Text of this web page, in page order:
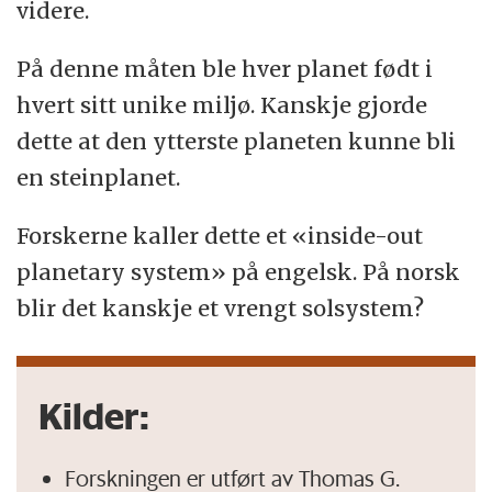
videre.
På denne måten ble hver planet født i
hvert sitt unike miljø. Kanskje gjorde
dette at den ytterste planeten kunne bli
en steinplanet.
Forskerne kaller dette et «inside-out
planetary system» på engelsk. På norsk
blir det kanskje et vrengt solsystem?
Kilder:
Forskningen er utført av Thomas G.